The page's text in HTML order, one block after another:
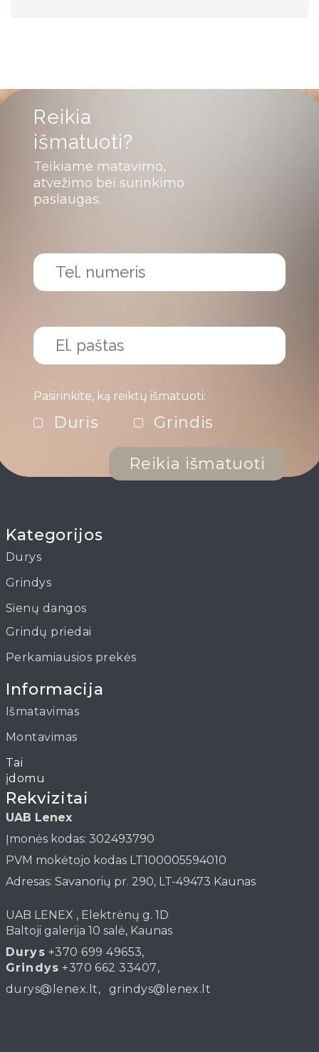
Reikia
išmatuoti?
Teikiame matavimo,
atvežimo bei surinkimo
paslaugas.
Pasirinkite, ką reiktų išmatuoti:
Duris Grindis
Reikia išmatuoti
Kategorijos
Durys
Grindys
Sienų dangos
Grindų priedai
Perkamiausios prekės
Informacija
Išmatavimas
Montavimas
Straipsniai
Rekvizitai
UAB Lenex
Įmonės kodas: 302493790
PVM mokėtojo kodas LT100005594010
Adresas: Savanorių pr. 290, LT-49473 Kaunas
UAB LENEX , Elektrėnų g. 1D
Baltoji galerija 10 salė, Kaunas
Durys +370 699 49653,
Grindys +370 662 33407,
durys@lenex.lt, grindys@lenex.lt